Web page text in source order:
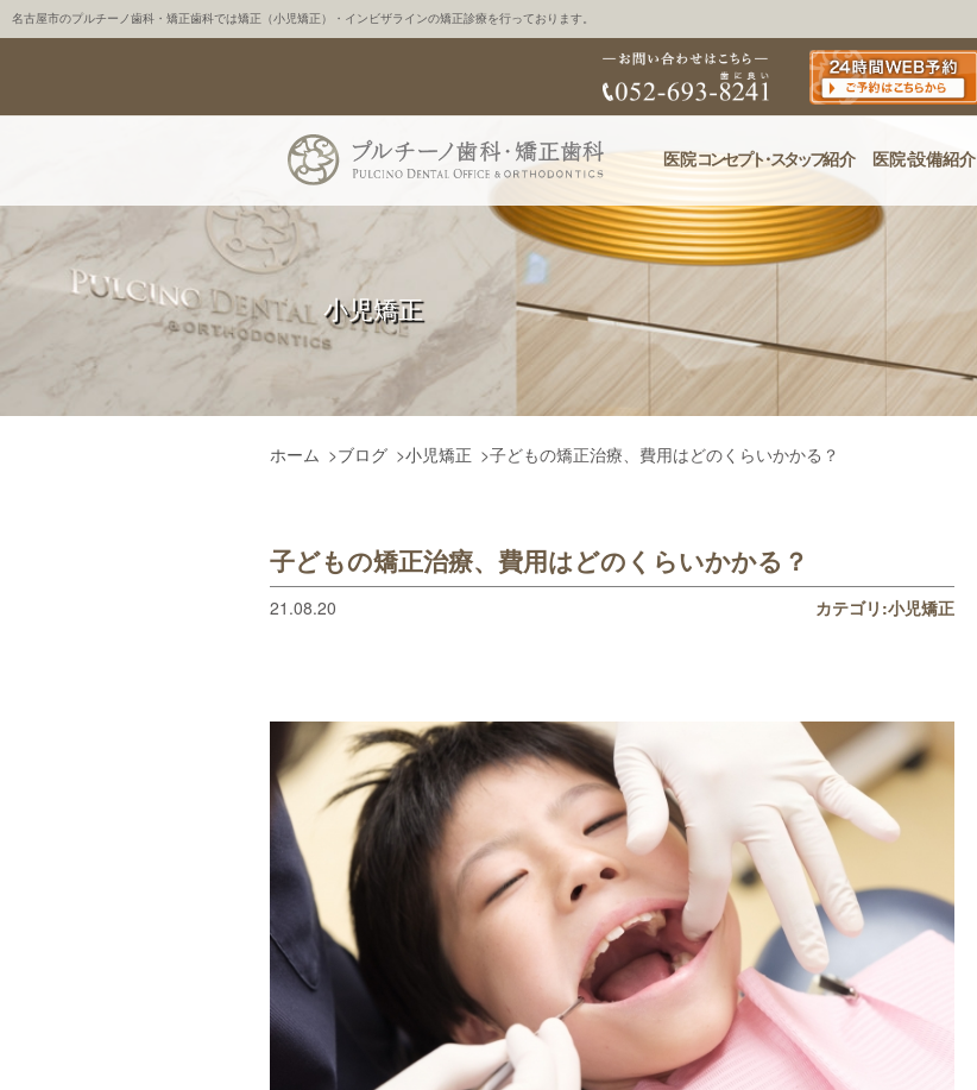
名古屋市のプルチーノ歯科・矯正歯科では矯正（小児矯正）・インビザラインの矯正診療を行っております。
医院コンセプト・スタッフ紹介 医院・設備紹介
小児矯正
ホーム >ブログ >小児矯正 >子どもの矯正治療、費用はどのくらいかかる？
子どもの矯正治療、費用はどのくらいかかる？
21.08.20 カテゴリ:小児矯正